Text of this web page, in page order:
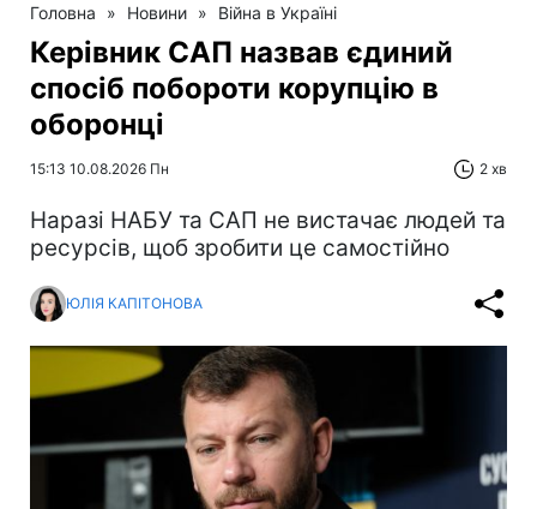
Головна » Новини » Війна в Україні
Керівник САП назвав єдиний
спосіб побороти корупцію в
оборонці
15:13 10.08.2026 Пн 2 хв
Наразі НАБУ та САП не вистачає людей та
ресурсів, щоб зробити це самостійно
ЮЛІЯ КАПІТОНОВА